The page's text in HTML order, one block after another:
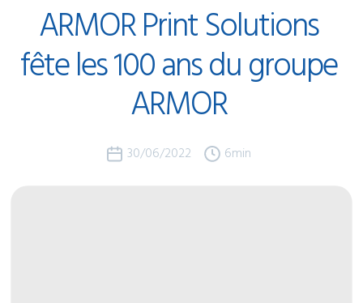
ARMORPrintSolutions
fêteles100ansdugroupe
ARMOR
30/06/2022 6min